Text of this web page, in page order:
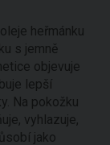
heřmánku
s jemně
objevuje
lepší
Na pokožku
vyhlazuje,
jako